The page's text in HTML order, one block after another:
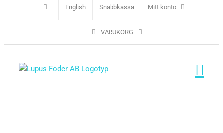
English Snabbkassa Mitt konto
VARUKORG